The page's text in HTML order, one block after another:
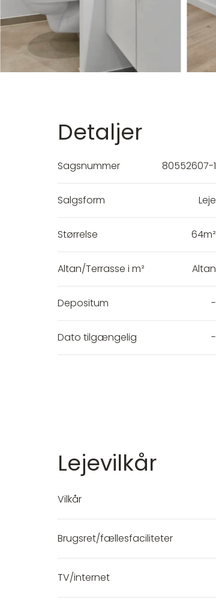
Detaljer
Sagsnummer 80552607-1
Salgsform Leje
Størrelse 64m²
Altan/Terrasse i m² Altan
Depositum -
Dato tilgængelig -
Lejevilkår
Vilkår
Brugsret/fællesfaciliteter
TV/internet